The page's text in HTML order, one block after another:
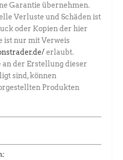
Garantie übernehmen.
Verluste und Schäden ist
oder Kopien der hier
ist nur mit Verweis
erlaubt.
der Erstellung dieser
sind, können
Produkten